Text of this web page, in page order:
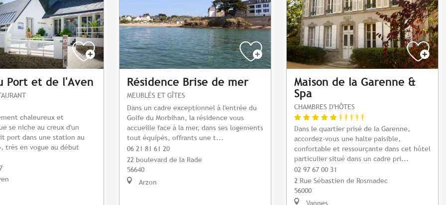
Port et de l'Aven
chaleureux et
se niche au creux d'un
port dans une station au
très en vogue au début
Résidence Brise de mer
MEUBLÉS ET GÎTES
Dans un cadre exceptionnel à l'entrée du
Golfe du Morbihan, la résidence vous
accueille face à la mer, dans ses logements
tout équipés, offrants une t...
06 21 81 61 20
22 boulevard de la Rade
56640
Arzon
Maison de la Garenne &
Spa
CHAMBRES D'HÔTES
Dans le quartier prisé de la Garenne,
accordez-vous une halte paisible,
confortable et ressourçante dans cet hôtel
particulier situé dans un cadre pri...
02 97 67 00 31
2 Rue Sébastien de Rosmadec
56000
Vannes